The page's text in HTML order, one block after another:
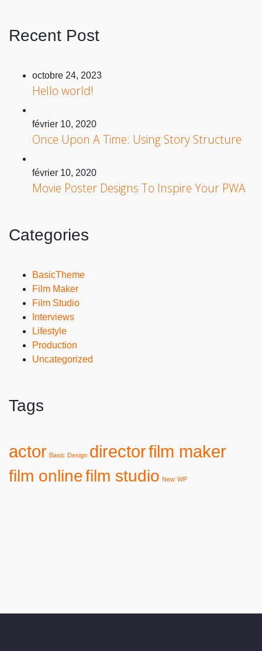
Recent Post
octobre 24, 2023
Hello world!
février 10, 2020
Once Upon A Time: Using Story Structure
février 10, 2020
Movie Poster Designs To Inspire Your PWA
Categories
BasicTheme
Film Maker
Film Studio
Interviews
Lifestyle
Production
Uncategorized
Tags
actor Basic Design directorfilm maker
film onlinefilm studio New WP